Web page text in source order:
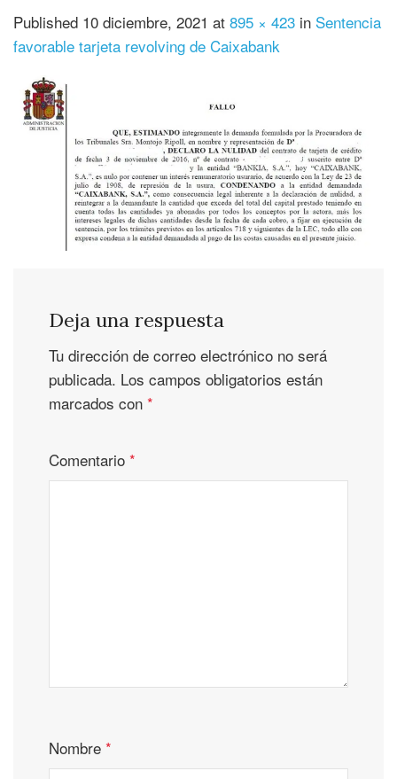
Published 10 diciembre, 2021 at 895 × 423 in Sentencia
favorable tarjeta revolving de Caixabank
Deja una respuesta
Tu dirección de correo electrónico no será
publicada. Los campos obligatorios están
marcados con *
Comentario *
Nombre *